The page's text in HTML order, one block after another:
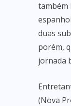
também
duas
porém,
jornada
(Nova